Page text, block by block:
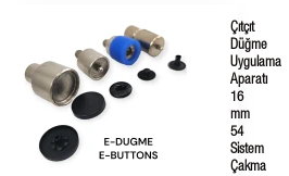
Çıtçıt
Düğme
Uygulama
Aparatı
16
mm
54
Sistem
Çakma